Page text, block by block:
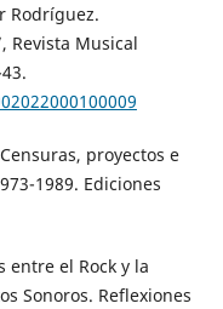
Rodríguez.
Revista Musical
proyectos e
1989. Ediciones
entre el Rock y la
Sonoros. Reflexiones